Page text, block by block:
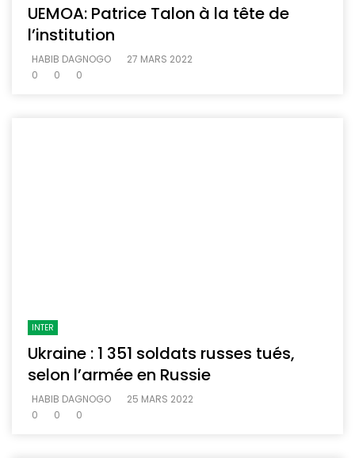
UEMOA: Patrice Talon à la tête de
l’institution
HABIB DAGNOGO
27 MARS 2022
0
0 0
INTER
Ukraine : 1 351 soldats russes tués,
selon l’armée en Russie
HABIB DAGNOGO
25 MARS 2022
0
0 0